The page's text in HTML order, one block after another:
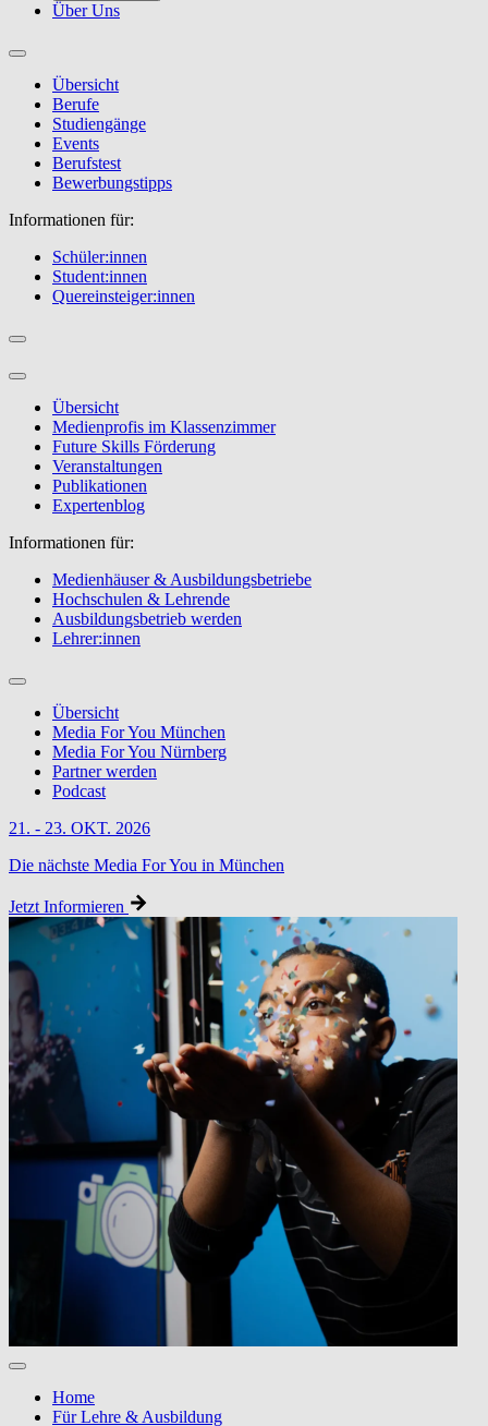
Über Uns
Übersicht
Berufe
Studiengänge
Events
Berufstest
Bewerbungstipps
Informationen für:
Schüler:innen
Student:innen
Quereinsteiger:innen
Übersicht
Medienprofis im Klassenzimmer
Future Skills Förderung
Veranstaltungen
Publikationen
Expertenblog
Informationen für:
Medienhäuser & Ausbildungsbetriebe
Hochschulen & Lehrende
Ausbildungsbetrieb werden
Lehrer:innen
Übersicht
Media For You München
Media For You Nürnberg
Partner werden
Podcast
21. - 23. OKT. 2026
Die nächste Media For You in München
Jetzt Informieren
Home
Für Lehre & Ausbildung